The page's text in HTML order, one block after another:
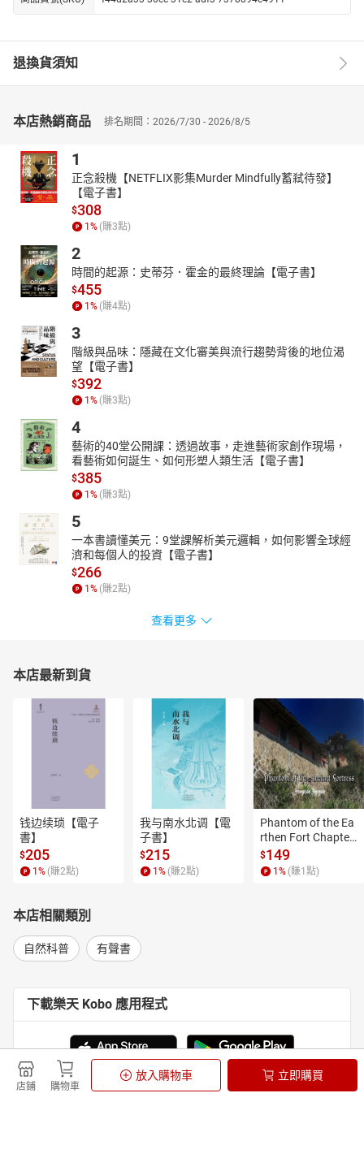
店鋪 購物車
放入購物車 立即購買
退換貨須知
本店熱銷商品 排名期間：2026/7/30 - 2026/8/5
1
正念殺機【NETFLIX影集Murder Mindfully蓄弒待發】
【電子書】
$308
1% (賺3點)
2
時間的起源：史蒂芬．霍金的最終理論【電子書】
$455
1% (賺4點)
3
階級與品味：隱藏在文化審美與流行趨勢背後的地位渴
望【電子書】
$392
1% (賺3點)
4
藝術的40堂公開課：透過故事，走進藝術家創作現場，
看藝術如何誕生、如何形塑人類生活【電子書】
$385
1% (賺3點)
5
一本書讀懂美元：9堂課解析美元邏輯，如何影響全球經
濟和每個人的投資【電子書】
$266
1% (賺2點)
查看更多
本店最新到貨
钱边续琐【電子
書】
$205
1 % (賺2點)
我与南水北调【電
子書】
$215
1 % (賺2點)
Phantom of the Ea
rthen Fort Chapter
4【有聲書】
$149
1 % (賺1 點)
本店相關類別
自然科普 有聲書
下載樂天 Kobo 應用程式